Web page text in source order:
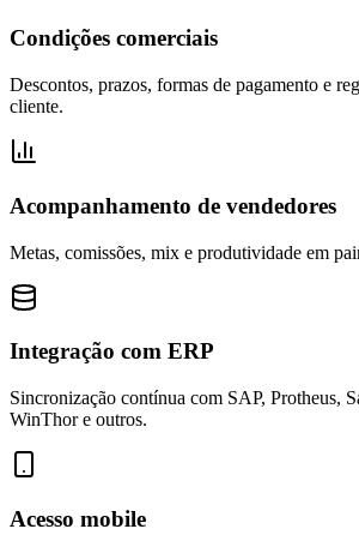
Condições comerciais
Descontos, prazos, formas de pagamento e
cliente.
Acompanhamento de vendedores
Metas, comissões, mix e produtividade em
Integração com ERP
Sincronização contínua com SAP, Protheus,
WinThor e outros.
Acesso mobile